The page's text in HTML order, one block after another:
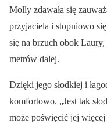
Molly zdawała się
przyjaciela i stopniowo
się na brzuch obok
metrów dalej.
Dzięki jego słodkiej i
komfortowo. „Jest tak
może poświęcić jej